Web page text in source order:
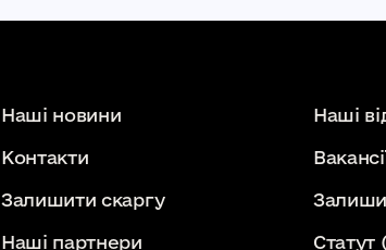
Наші новини Наші
Контакти
Залишити скаргу
Наші партнери Статут